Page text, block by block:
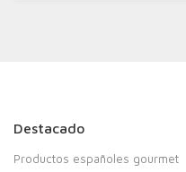
Destacado
Productos españoles gourmet